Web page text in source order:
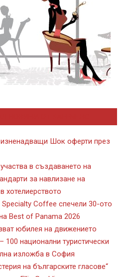
изненадващи Шок оферти през
в създаването на
за навлизане на
хотелиерството
Specialty Coffee спечели 30-ото
Best of Panama 2026
юбилея на движението
100 национални туристически
изложба в София
на българските гласове“